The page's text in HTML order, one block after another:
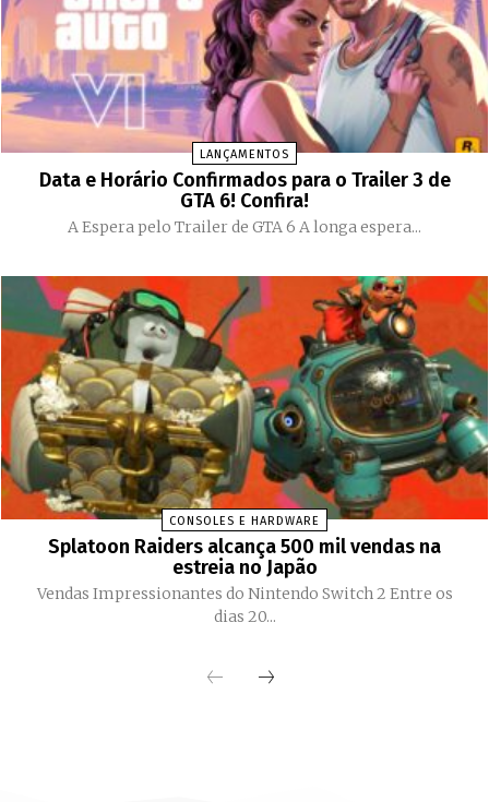
LANÇAMENTOS
Data e Horário Confirmados para o Trailer 3 de
GTA 6! Confira!
A Espera pelo Trailer de GTA 6 A longa espera...
CONSOLES E HARDWARE
Splatoon Raiders alcança 500 mil vendas na
estreia no Japão
Vendas Impressionantes do Nintendo Switch 2 Entre os
dias 20...